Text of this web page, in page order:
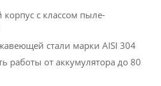
с классом пыле-
стали марки AISI 304
работы от аккумулятора до 80